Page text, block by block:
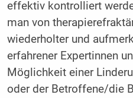
effektiv kontrolliert
man von
wiederholter und
erfahrener Expertinnen
Möglichkeit einer
oder der Betroffene/die